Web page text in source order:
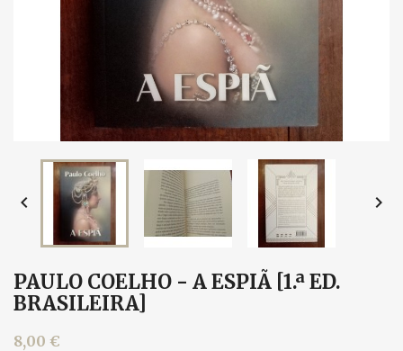
 
PAULO COELHO - A ESPIÃ [1.ª ED.
BRASILEIRA]
8,00 €